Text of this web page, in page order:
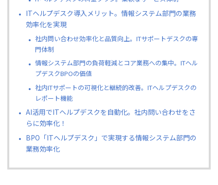
ITヘルプデスク導入メリット。情報システム部門の業務
効率化を実現
社内問い合わせ効率化と品質向上。ITサポートデスクの専
門体制
情報システム部門の負荷軽減とコア業務への集中。ITヘル
プデスクBPOの価値
社内ITサポートの可視化と継続的改善。ITヘルプデスクの
レポート機能
AI活用でITヘルプデスクを自動化。社内問い合わせをさ
らに効率化！
BPO「ITヘルプデスク」で実現する情報システム部門の
業務効率化